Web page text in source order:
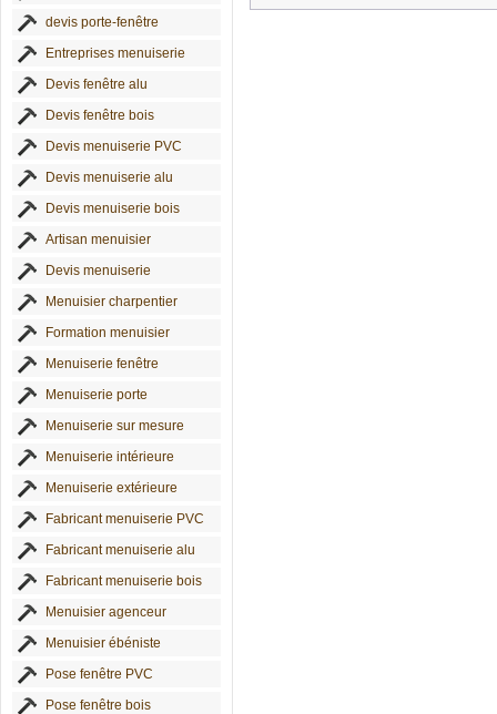
devis porte-fenêtre
Entreprises menuiserie
Devis fenêtre alu
Devis fenêtre bois
Devis menuiserie PVC
Devis menuiserie alu
Devis menuiserie bois
Artisan menuisier
Devis menuiserie
Menuisier charpentier
Formation menuisier
Menuiserie fenêtre
Menuiserie porte
Menuiserie sur mesure
Menuiserie intérieure
Menuiserie extérieure
Fabricant menuiserie PVC
Fabricant menuiserie alu
Fabricant menuiserie bois
Menuisier agenceur
Menuisier ébéniste
Pose fenêtre PVC
Pose fenêtre bois